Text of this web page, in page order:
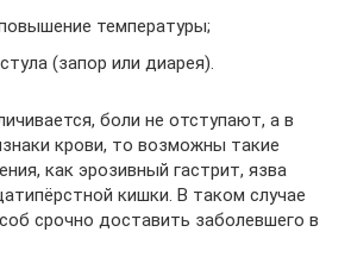
температуры;
(запор или диарея).
боли не отступают, а в
крови, то возможны такие
как эрозивный гастрит, язва
кишки. В таком случае
срочно доставить заболевшего в